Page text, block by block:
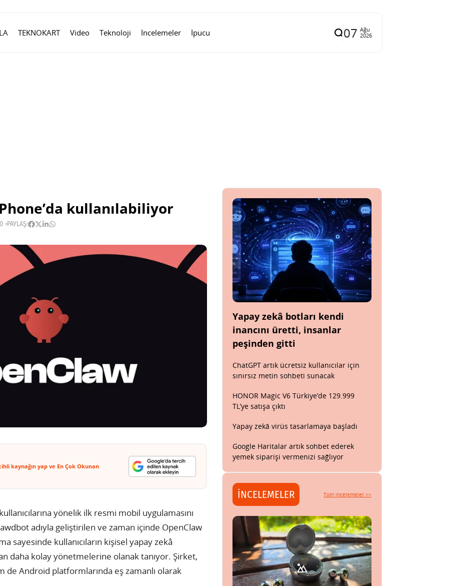
TEKNOKART Video Teknoloji İncelemeler İpucu 07 Ağu
2026
kullanılabiliyor
PAYLAŞ:
kaynağın yap ve En Çok Okunan
yönelik ilk resmi mobil uygulamasını
adıyla geliştirilen ve zaman içinde OpenClaw
sayesinde kullanıcıların kişisel yapay zekâ
daha kolay yönetmelerine olanak tanıyor. Şirket,
de Android platformlarında eş zamanlı olarak
Yapay zekâ botları kendi
inancını üretti, insanlar
peşinden gitti
ChatGPT artık ücretsiz kullanıcılar için
sınırsız metin sohbeti sunacak
HONOR Magic V6 Türkiye’de 129.999
TL’ye satışa çıktı
Yapay zekâ virüs tasarlamaya başladı
Google Haritalar artık sohbet ederek
yemek siparişi vermenizi sağlıyor
İNCELEMELER Tüm incelemeler >>